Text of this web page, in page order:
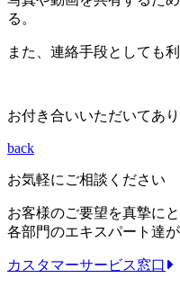
る。
また、連絡手段としても
お付き合いいただいてあ
back
お気軽にご相談ください
お客様のご要望を真摯にと
各部門のエキスパート達
カスタマーサービス窓口